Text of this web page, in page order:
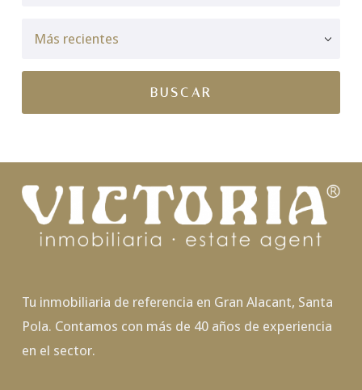
Tu inmobiliaria de referencia en Gran Alacant, Santa
Pola. Contamos con más de 40 años de experiencia
en el sector.